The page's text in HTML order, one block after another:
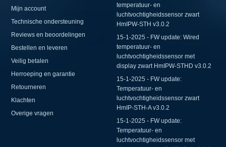
Mijn account
Technische ondersteuning
Reviews en beoordelingen
Bestellen en leveren
Veilig betalen
Herroeping en garantie
Retourneren
Klachten
Overige vragen
temperatuur- en
luchtvochtigheidssensor zwart
HmIPW-STH v3.0.2
15-1-2025 - FW update: Wired
temperatuur- en
luchtvochtigheidssensor met
display zwart HmIPW-STHD v3.0.2
15-1-2025 - FW update:
Temperatuur- en
luchtvochtigheidssensor zwart
HmIP-STH-A v3.0.2
15-1-2025 - FW update:
Temperatuur- en
luchtvochtigheidssensor met